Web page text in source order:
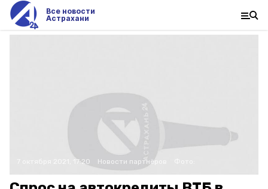
Все новости
Астрахани
7 октября 2021, 17:20 Новости партнёров